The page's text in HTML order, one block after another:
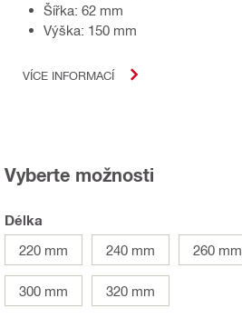
Šířka: 62 mm
Výška: 150 mm
VÍCE INFORMACÍ
Vyberte možnosti
Délka
220 mm
240 mm 260 mm
300 mm 320 mm